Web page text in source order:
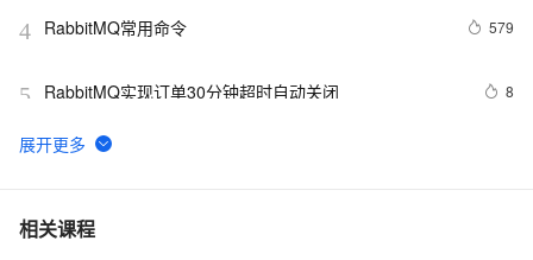
4 RabbitMQ常用命令 579
5 RabbitMQ实现订单30分钟超时自动关闭 8
6 一起谈.NET技术，NET 下RabbitMQ实践 [实战篇]
7 rabbitmq消息的确认机制ack
相关课程